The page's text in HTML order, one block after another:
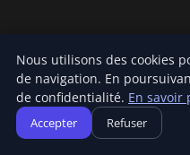
Plan du site
Nous utilisons des cookies
de navigation. En
de confidentialité. En savoir
Accepter Refuser